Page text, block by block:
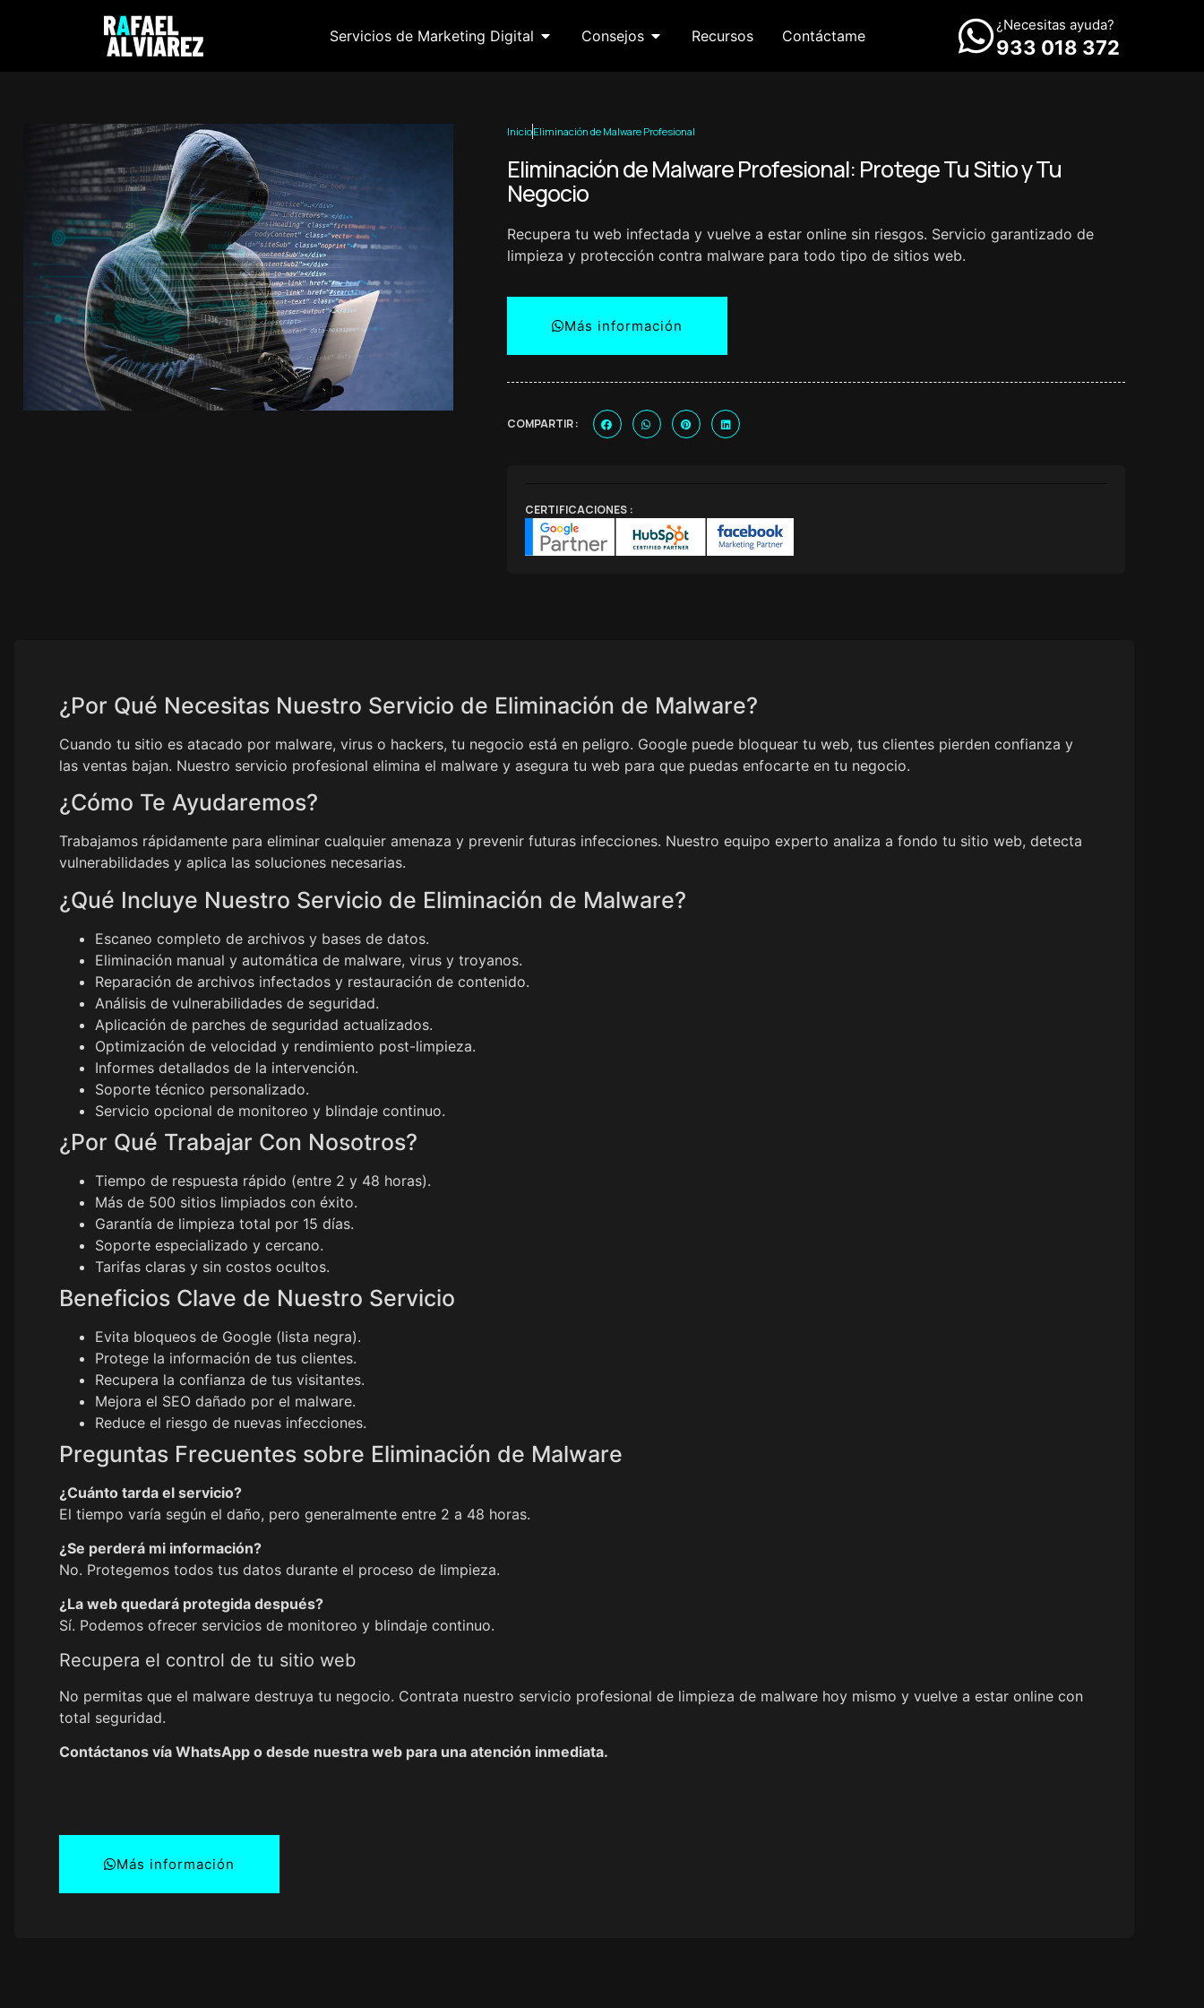
Servicios de Marketing Digital Consejos Recursos Contáctame
¿Necesitas ayuda?
933 018 372
InicioEliminación de Malware Profesional
Eliminación de Malware Profesional: Protege Tu Sitio y Tu
Negocio
Recupera tu web infectada y vuelve a estar online sin riesgos. Servicio garantizado de
limpieza y protección contra malware para todo tipo de sitios web.
Más información
COMPARTIR :
CERTIFICACIONES :
¿Por Qué Necesitas Nuestro Servicio de Eliminación de Malware?
Cuando tu sitio es atacado por malware, virus o hackers, tu negocio está en peligro. Google puede bloquear tu web, tus clientes pierden confianza y
las ventas bajan. Nuestro servicio profesional elimina el malware y asegura tu web para que puedas enfocarte en tu negocio.
¿Cómo Te Ayudaremos?
Trabajamos rápidamente para eliminar cualquier amenaza y prevenir futuras infecciones. Nuestro equipo experto analiza a fondo tu sitio web, detecta
vulnerabilidades y aplica las soluciones necesarias.
¿Qué Incluye Nuestro Servicio de Eliminación de Malware?
Escaneo completo de archivos y bases de datos.
Eliminación manual y automática de malware, virus y troyanos.
Reparación de archivos infectados y restauración de contenido.
Análisis de vulnerabilidades de seguridad.
Aplicación de parches de seguridad actualizados.
Optimización de velocidad y rendimiento post-limpieza.
Informes detallados de la intervención.
Soporte técnico personalizado.
Servicio opcional de monitoreo y blindaje continuo.
¿Por Qué Trabajar Con Nosotros?
Tiempo de respuesta rápido (entre 2 y 48 horas).
Más de 500 sitios limpiados con éxito.
Garantía de limpieza total por 15 días.
Soporte especializado y cercano.
Tarifas claras y sin costos ocultos.
Beneficios Clave de Nuestro Servicio
Evita bloqueos de Google (lista negra).
Protege la información de tus clientes.
Recupera la confianza de tus visitantes.
Mejora el SEO dañado por el malware.
Reduce el riesgo de nuevas infecciones.
Preguntas Frecuentes sobre Eliminación de Malware
¿Cuánto tarda el servicio?
El tiempo varía según el daño, pero generalmente entre 2 a 48 horas.
¿Se perderá mi información?
No. Protegemos todos tus datos durante el proceso de limpieza.
¿La web quedará protegida después?
Sí. Podemos ofrecer servicios de monitoreo y blindaje continuo.
Recupera el control de tu sitio web
No permitas que el malware destruya tu negocio. Contrata nuestro servicio profesional de limpieza de malware hoy mismo y vuelve a estar online con
total seguridad.
Contáctanos vía WhatsApp o desde nuestra web para una atención inmediata.
Más información